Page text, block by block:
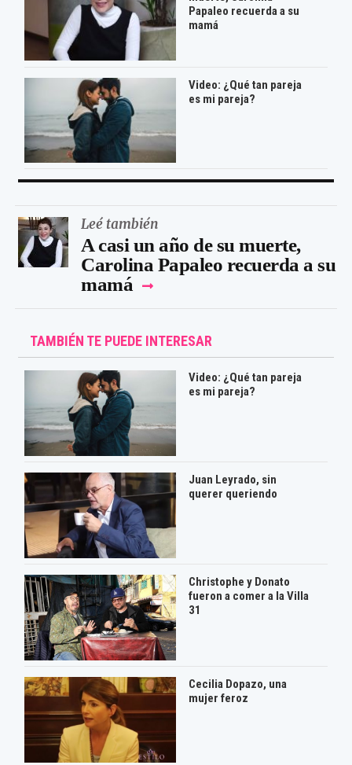
Papaleo recuerda a su
mamá
Video: ¿Qué tan pareja
es mi pareja?
Leé también
A casi un año de su muerte,
Carolina Papaleo recuerda a su
mamá
TAMBIÉN TE PUEDE INTERESAR
Video: ¿Qué tan pareja
es mi pareja?
Juan Leyrado, sin
querer queriendo
Christophe y Donato
fueron a comer a la Villa
31
Cecilia Dopazo, una
mujer feroz